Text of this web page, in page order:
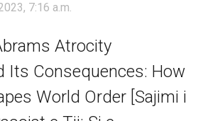
7:16 a.m.
Atrocity
Its Consequences: How
World Order [Sajimi i